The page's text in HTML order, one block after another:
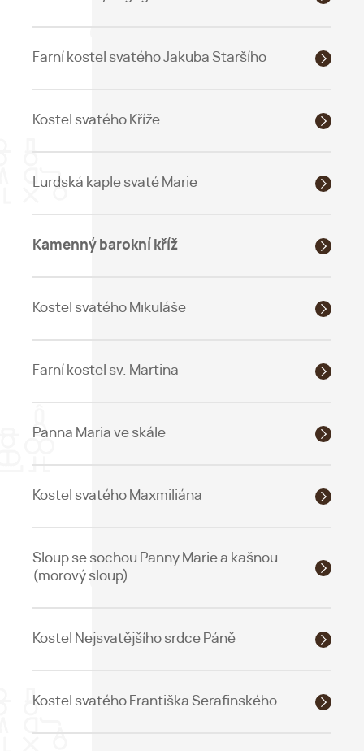
Farní kostel svatého Jakuba Staršího
Kostel svatého Kříže
Lurdská kaple svaté Marie
Kamenný barokní kříž
Kostel svatého Mikuláše
Farní kostel sv. Martina
Panna Maria ve skále
Kostel svatého Maxmiliána
Sloup se sochou Panny Marie a kašnou
(morový sloup)
Kostel Nejsvatějšího srdce Páně
Kostel svatého Františka Serafinského